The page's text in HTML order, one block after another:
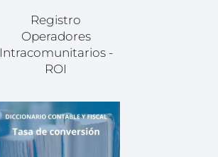
Registro
Operadores
Intracomunitarios -
ROI